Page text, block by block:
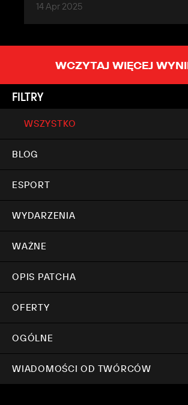
14 Apr 2025
WCZYTAJ WIĘCEJ
FILTRY
WSZYSTKO
BLOG
ESPORT
WYDARZENIA
WAŻNE
OPIS PATCHA
OFERTY
OGÓLNE
WIADOMOŚCI OD TWÓRCÓW